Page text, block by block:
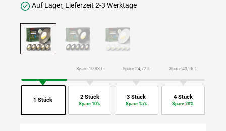
Auf Lager, Lieferzeit 2-3 Werktage
1 Stück
Spare 10,98 €
2 Stück
Spare 10%
Spare 24,72 €
3 Stück
Spare 15%
Spare 43,96 €
4 Stück
Spare 20%